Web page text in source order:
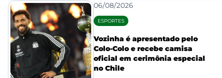
06/08/2026
ESPORTES
Vozinha é apresentado pelo
Colo-Colo e recebe camisa
oficial em cerimônia especial
no Chile